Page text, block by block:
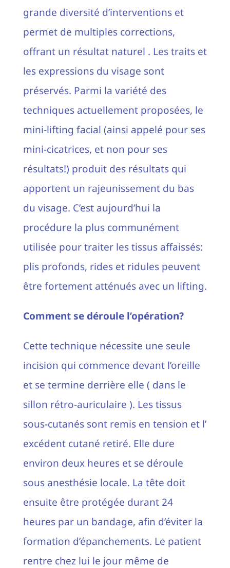
grande diversité d’interventions et
permet de multiples corrections,
offrant un résultat naturel . Les traits et
les expressions du visage sont
préservés. Parmi la variété des
techniques actuellement proposées, le
mini-lifting facial (ainsi appelé pour ses
mini-cicatrices, et non pour ses
résultats!) produit des résultats qui
apportent un rajeunissement du bas
du visage. C’est aujourd’hui la
procédure la plus communément
utilisée pour traiter les tissus affaissés:
plis profonds, rides et ridules peuvent
être fortement atténués avec un lifting.
Comment se déroule l’opération?
Cette technique nécessite une seule
incision qui commence devant l’oreille
et se termine derrière elle ( dans le
sillon rétro-auriculaire ). Les tissus
sous-cutanés sont remis en tension et l’
excédent cutané retiré. Elle dure
environ deux heures et se déroule
sous anesthésie locale. La tête doit
ensuite être protégée durant 24
heures par un bandage, afin d’éviter la
formation d’épanchements. Le patient
rentre chez lui le jour même de